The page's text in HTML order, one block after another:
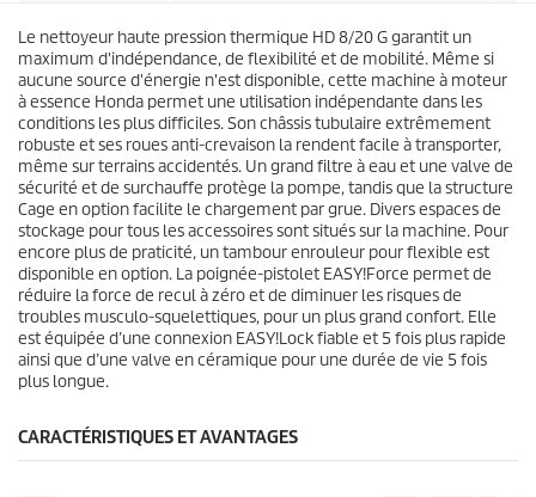
c
e
Le nettoyeur haute pression thermique HD 8/20 G garantit un
maximum d'indépendance, de flexibilité et de mobilité. Même si
aucune source d'énergie n'est disponible, cette machine à moteur
à essence Honda permet une utilisation indépendante dans les
conditions les plus difficiles. Son châssis tubulaire extrêmement
robuste et ses roues anti-crevaison la rendent facile à transporter,
même sur terrains accidentés. Un grand filtre à eau et une valve de
sécurité et de surchauffe protège la pompe, tandis que la structure
Cage en option facilite le chargement par grue. Divers espaces de
stockage pour tous les accessoires sont situés sur la machine. Pour
encore plus de praticité, un tambour enrouleur pour flexible est
disponible en option. La poignée-pistolet EASY!Force permet de
réduire la force de recul à zéro et de diminuer les risques de
troubles musculo-squelettiques, pour un plus grand confort. Elle
est équipée d’une connexion EASY!Lockfiable et 5 fois plus rapide
ainsi que d’une valve en céramique pour une durée de vie 5 fois
plus longue.
CARACTÉRISTIQUES ET AVANTAGES